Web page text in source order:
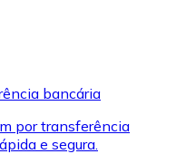
para comprar
bancária
por transferência
e segura.